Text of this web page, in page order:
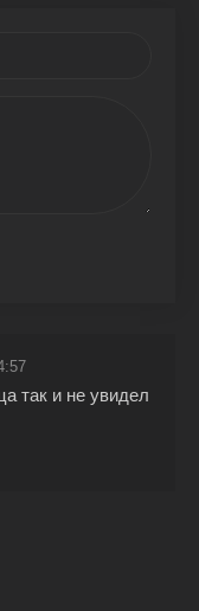
так и не увидел